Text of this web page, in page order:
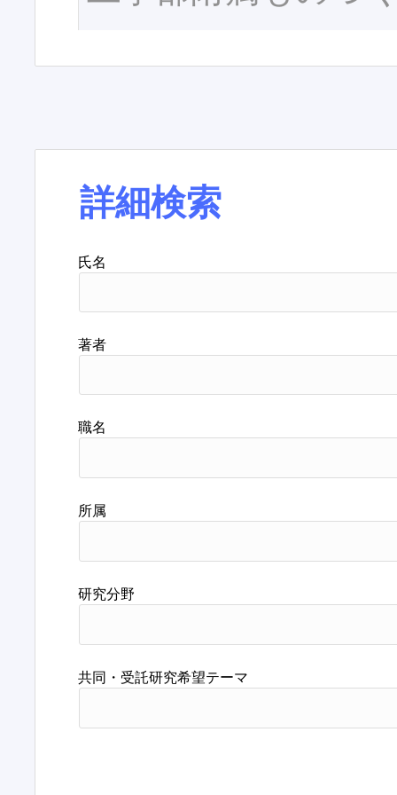
詳細検索
氏名
著者
職名
所属
研究分野
共同・受託研究希望テーマ